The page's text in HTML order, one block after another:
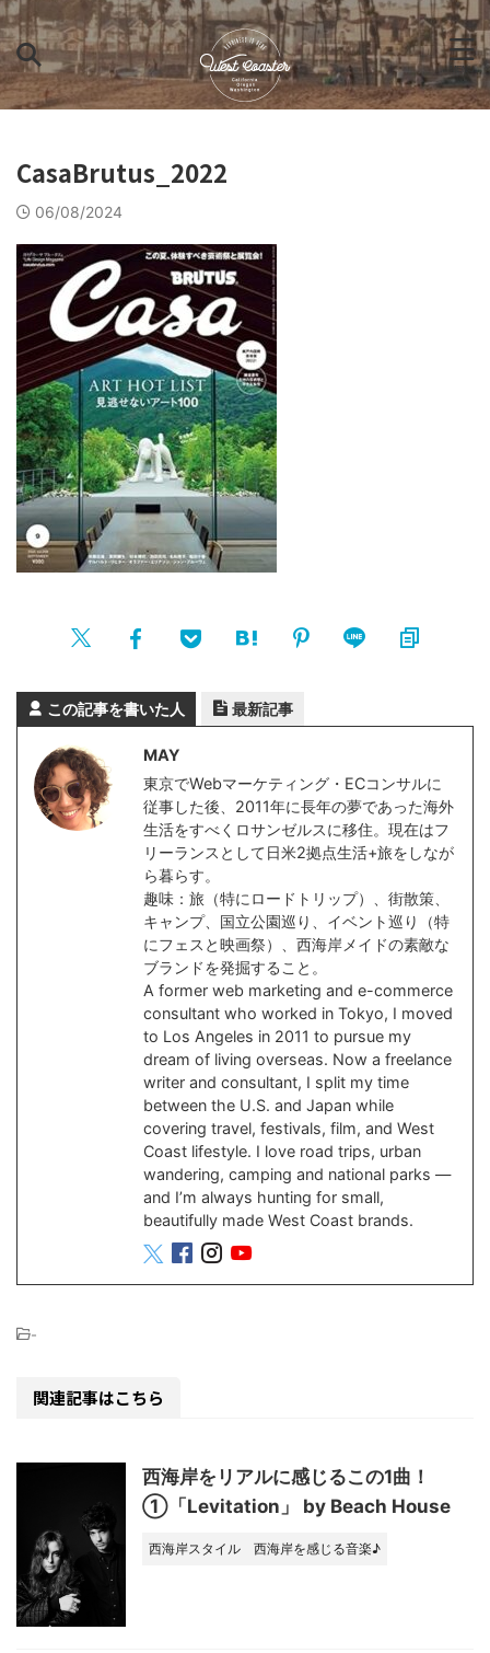
CasaBrutus_2022
06/08/2024
この記事を書いた人 最新記事
MAY
東京でWebマーケティング・ECコンサルに
従事した後、2011年に長年の夢であった海外
生活をすべくロサンゼルスに移住。現在はフ
リーランスとして日米2拠点生活+旅をしなが
ら暮らす。
趣味：旅（特にロードトリップ）、街散策、
キャンプ、国立公園巡り、イベント巡り（特
にフェスと映画祭）、西海岸メイドの素敵な
ブランドを発掘すること。
A former web marketing and e-commerce
consultant who worked in Tokyo, I moved
to Los Angeles in 2011 to pursue my
dream of living overseas. Now a freelance
writer and consultant, I split my time
between the U.S. and Japan while
covering travel, festivals, film, and West
Coast lifestyle. I love road trips, urban
wandering, camping and national parks —
and I’m always hunting for small,
beautifully made West Coast brands.
-
関連記事はこちら
西海岸をリアルに感じるこの1曲！
①「Levitation」 by Beach House
西海岸スタイル 西海岸を感じる音楽♪